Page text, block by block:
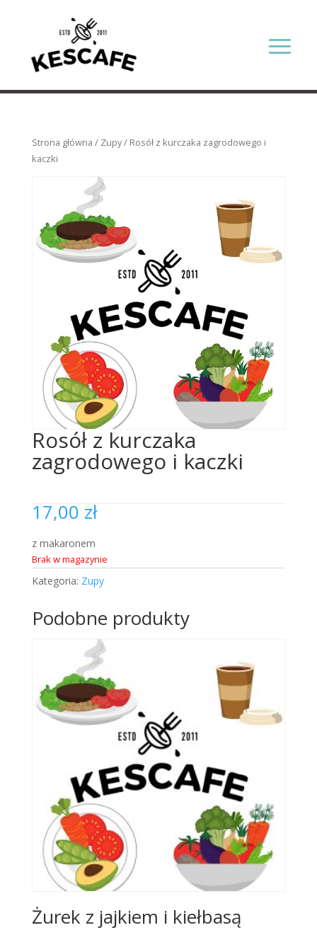
Strona główna / Zupy/ Rosół z kurczaka zagrodowego i
kaczki
Rosół z kurczaka
zagrodowego i kaczki
17,00 zł
z makaronem
Brak w magazynie
Kategoria: Zupy
Podobne produkty
Żurek z jajkiem i kiełbasą